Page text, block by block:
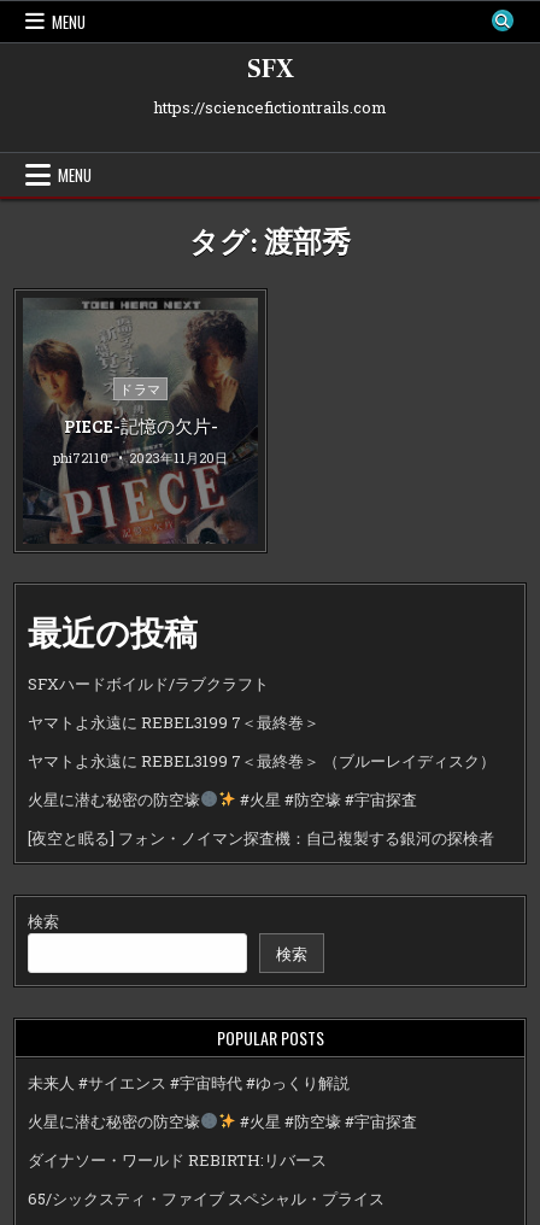
Skip
MENU
SFX
https://sciencefictiontrails.com
MENU
タグ:渡部秀
Posted
in
ドラマ
PIECE-記憶の欠片-
phi72110 2023年11月20日
最近の投稿
SFXハードボイルド/ラブクラフト
ヤマトよ永遠に REBEL3199 7＜最終巻＞
ヤマトよ永遠に REBEL3199 7＜最終巻＞ （ブルーレイディスク）
火星に潜む秘密の防空壕
#火星 #防空壕 #宇宙探査
[夜空と眠る] フォン・ノイマン探査機：自己複製する銀河の探検者
検索
検索
POPULAR POSTS
未来人 #サイエンス #宇宙時代 #ゆっくり解説
火星に潜む秘密の防空壕
#火星 #防空壕 #宇宙探査
ダイナソー・ワールド REBIRTH:リバース
65/シックスティ・ファイブ スペシャル・プライス